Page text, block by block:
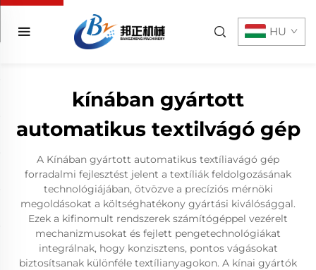
HU
kínában gyártott
automatikus textilvágó gép
A Kínában gyártott automatikus textíliavágó gép
forradalmi fejlesztést jelent a textíliák feldolgozásának
technológiájában, ötvözve a precíziós mérnöki
megoldásokat a költséghatékony gyártási kiválósággal.
Ezek a kifinomult rendszerek számítógéppel vezérelt
mechanizmusokat és fejlett pengetechnológiákat
integrálnak, hogy konzisztens, pontos vágásokat
biztosítsanak különféle textílianyagokon. A kínai gyártók